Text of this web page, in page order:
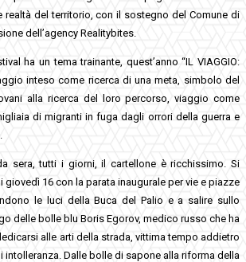
realtà del territorio, con il sostegno del Comune di
dell’agency Realitybites.
ha un tema trainante, quest’anno “IL VIAGGIO:
inteso come ricerca di una meta, simbolo del
alla ricerca del loro percorso, viaggio come
di migranti in fuga dagli orrori della guerra e
sera, tutti i giorni, il cartellone è ricchissimo. Si
16 con la parata inaugurale per vie e piazze
le luci della Buca del Palio e a salire sullo
delle bolle blu Boris Egorov, medico russo che ha
alle arti della strada, vittima tempo addietro
Dalle bolle di sapone alla riforma della